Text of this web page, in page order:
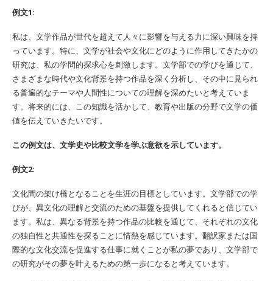
例文1:
私は、文学作品が世代を超えて人々に影響を与える力に深い興味を持
っています。特に、文学が社会や文化にどのように作用してきたかの
研究は、私の学問的探求心を刺激します。文学部での学びを通じて、
さまざまな時代や文化背景を持つ作品を深く分析し、その中に見られ
る普遍的なテーマや人間性についての理解を深めたいと考えていま
す。将来的には、この知識を活かして、教育や出版の分野で文学の価
値を伝えていきたいです。
この例文は、文学史や比較文学を学ぶ意欲を示しています。
例文2:
文化間の架け橋となることを生涯の目標としています。文学部での学
びが、異文化の理解と交流のための基盤を提供してくれると信じてい
ます。私は、異なる背景を持つ作品の比較を通じて、それぞれの文化
の独自性と共通性を探ることに情熱を感じています。翻訳家または国
際的な文化交流を促進する仕事に就くことが私の夢であり、文学部で
の研究がその夢を叶えるための第一歩になると考えています。